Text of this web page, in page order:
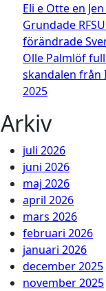
Eli e Otte en
Grundade
förändrade
Olle Palmlöf
skandalen från
2025
Arkiv
juli 2026
juni 2026
maj 2026
april 2026
mars 2026
februari 2026
januari 2026
december 2025
november 2025